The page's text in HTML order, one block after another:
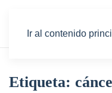
Ir al contenido
Etiqueta: